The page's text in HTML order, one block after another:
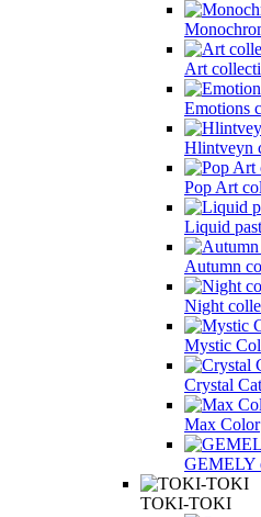
Art
Emotions
Hlintveyn
Pop Art
Liquid
Autumn
Night
Mystic
Crystal
Max Color
GEMELY
TOKI-TOKI